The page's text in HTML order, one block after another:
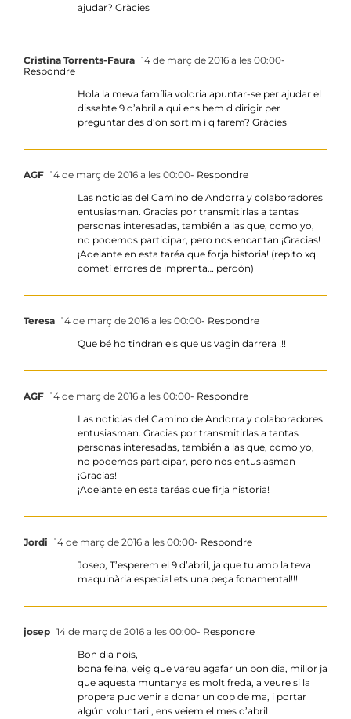
ajudar? Gràcies
Cristina Torrents-Faura 14 de març de 2016 a les 00:00-
Respondre
Hola la meva família voldria apuntar-se per ajudar el
dissabte 9 d’abril a qui ens hem d dirigir per
preguntar des d’on sortim i q farem? Gràcies
AGF 14 de març de 2016 a les 00:00- Respondre
Las noticias del Camino de Andorra y colaboradores
entusiasman. Gracias por transmitirlas a tantas
personas interesadas, también a las que, como yo,
no podemos participar, pero nos encantan ¡Gracias!
¡Adelante en esta taréa que forja historia! (repito xq
cometí errores de imprenta… perdón)
Teresa 14 de març de 2016 a les 00:00- Respondre
Que bé ho tindran els que us vagin darrera !!!
AGF 14 de març de 2016 a les 00:00- Respondre
Las noticias del Camino de Andorra y colaboradores
entusiasman. Gracias por transmitirlas a tantas
personas interesadas, también a las que, como yo,
no podemos participar, pero nos entusiasman
¡Gracias!
¡Adelante en esta taréas que firja historia!
Jordi 14 de març de 2016 a les 00:00- Respondre
Josep, T’esperem el 9 d’abril, ja que tu amb la teva
maquinària especial ets una peça fonamental!!!
josep 14 de març de 2016 a les 00:00- Respondre
Bon dia nois,
bona feina, veig que vareu agafar un bon dia, millor ja
que aquesta muntanya es molt freda, a veure si la
propera puc venir a donar un cop de ma, i portar
algún voluntari , ens veiem el mes d’abril